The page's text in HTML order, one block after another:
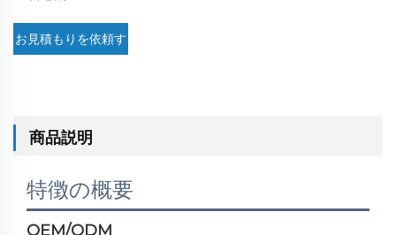
お見積もりを依頼す
商品説明
特徴の概要
OEM/ODM